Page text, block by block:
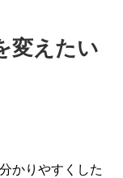
変えたい
かりやすくした